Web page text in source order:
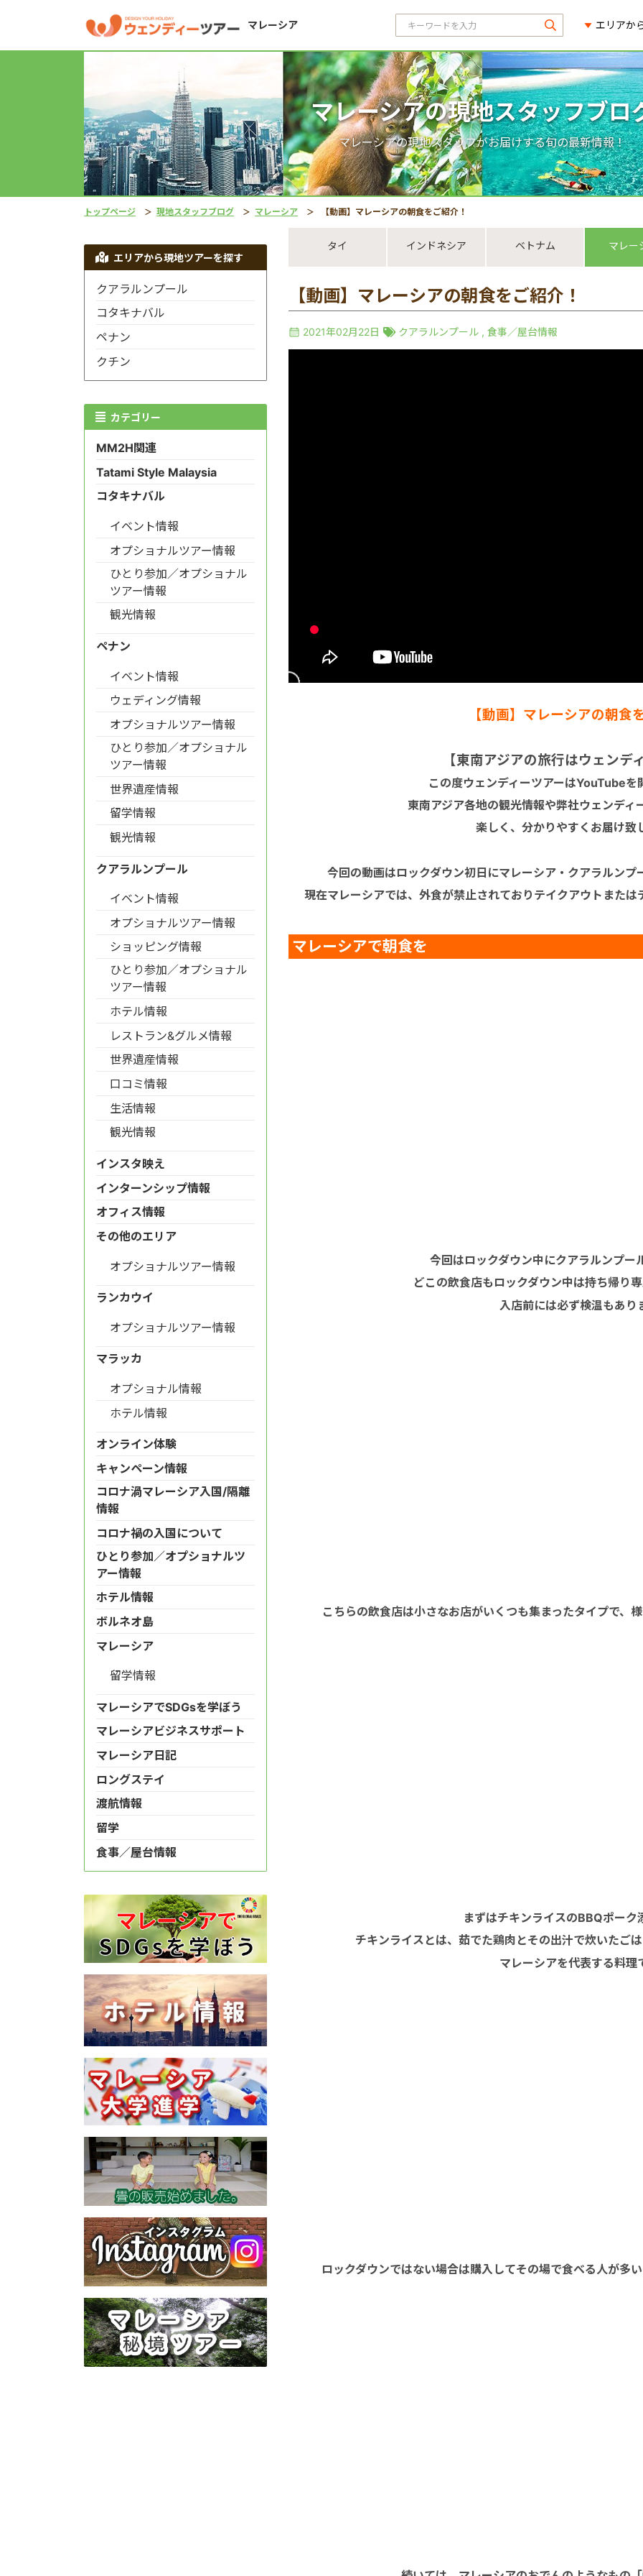
マレーシア エリアか
マレーシアの現地スタッフブロ
マレーシアの現地スタッフがお届けする旬の最新情報！
トップページ 現地スタッフブログ マレーシア 【動画】マレーシアの朝食をご紹介！
タイ インドネシア ベトナム マレー
【動画】マレーシアの朝食をご紹介！
2021年02月22日 クアラルンプール , 食事／屋台情報
【動画】マレーシアの朝食
【東南アジアの旅行はウェンデ
この度ウェンディーツアーはYouTubeを
東南アジア各地の観光情報や弊社ウェンディ
楽しく、分かりやすくお届け致
今回の動画はロックダウン初日にマレーシア・クアラルン
現在マレーシアでは、外食が禁止されておりテイクアウトまた
マレーシアで朝食を
今回はロックダウン中にクアラルンプー
どこの飲食店もロックダウン中は持ち帰り
入店前には必ず検温もあり
こちらの飲食店は小さなお店がいくつも集まったタイプで、
まずはチキンライスのBBQポーク
チキンライスとは、茹でた鶏肉とその出汁で炊いたご
マレーシアを代表する料理
ロックダウンではない場合は購入してその場で食べる人が多
エリアから現地ツアーを探す
クアラルンプール
コタキナバル
ペナン
クチン
カテゴリー
MM2H関連
Tatami Style Malaysia
コタキナバル
イベント情報
オプショナルツアー情報
ひとり参加／オプショナル
ツアー情報
観光情報
ペナン
イベント情報
ウェディング情報
オプショナルツアー情報
ひとり参加／オプショナル
ツアー情報
世界遺産情報
留学情報
観光情報
クアラルンプール
イベント情報
オプショナルツアー情報
ショッピング情報
ひとり参加／オプショナル
ツアー情報
ホテル情報
レストラン&グルメ情報
世界遺産情報
口コミ情報
生活情報
観光情報
インスタ映え
インターンシップ情報
オフィス情報
その他のエリア
オプショナルツアー情報
ランカウイ
オプショナルツアー情報
マラッカ
オプショナル情報
ホテル情報
オンライン体験
キャンペーン情報
コロナ渦マレーシア入国/隔離
情報
コロナ禍の入国について
ひとり参加／オプショナルツ
アー情報
ホテル情報
ボルネオ島
マレーシア
留学情報
マレーシアでSDGsを学ぼう
マレーシアビジネスサポート
マレーシア日記
ロングステイ
渡航情報
留学
食事／屋台情報